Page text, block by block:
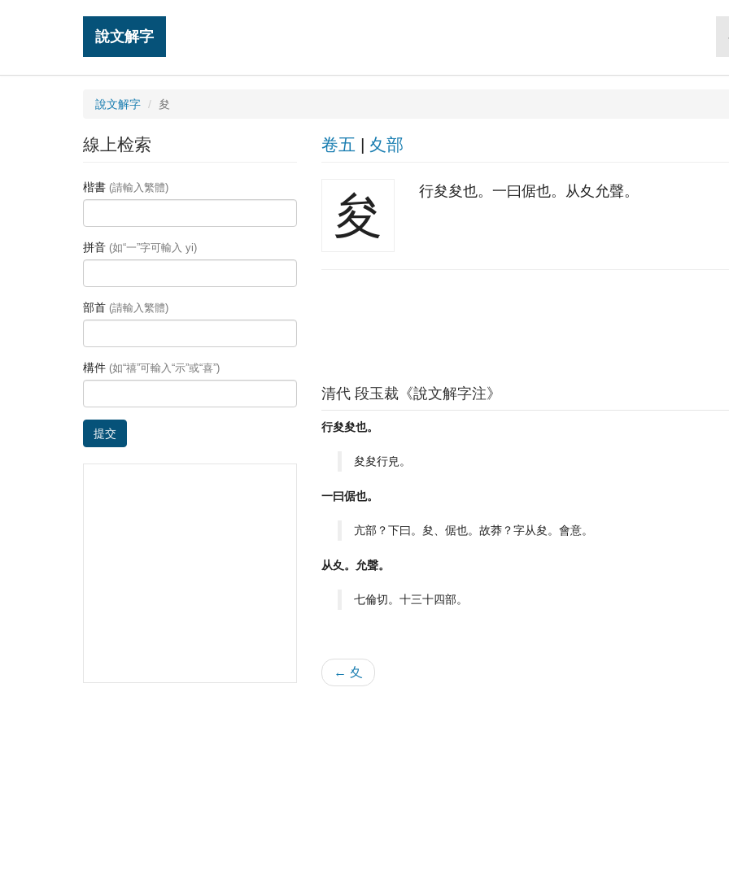
說文解字
說文解字 夋
卷五 | 夊部
夋 行夋夋也。一曰倨也。从夊允聲。
清代 段玉裁《說文解字注》
行夋夋也。
夋夋行皃。
一曰倨也。
亢部？下曰。夋、倨也。故莽？字从夋。會意。
从夊。允聲。
七倫切。十三十四部。
← 夊
線上检索
楷書 (請輸入繁體)
拼音 (如“一”字可輸入 yi)
部首 (請輸入繁體)
構件 (如“禧”可輸入“示”或“喜”)
提交